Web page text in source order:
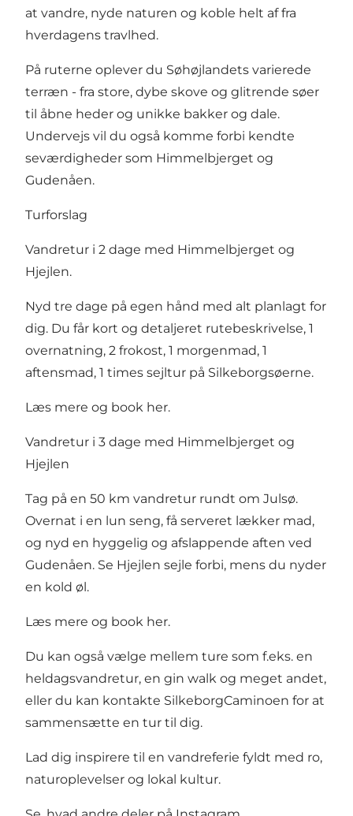
at vandre, nyde naturen og koble helt af fra
hverdagens travlhed.
På ruterne oplever du Søhøjlandets varierede
terræn - fra store, dybe skove og glitrende søer
til åbne heder og unikke bakker og dale.
Undervejs vil du også komme forbi kendte
seværdigheder som Himmelbjerget og
Gudenåen.
Turforslag
Vandretur i 2 dage med Himmelbjerget og
Hjejlen.
Nyd tre dage på egen hånd med alt planlagt for
dig. Du får kort og detaljeret rutebeskrivelse, 1
overnatning, 2 frokost, 1 morgenmad, 1
aftensmad, 1 times sejltur på Silkeborgsøerne.
Læs mere og book her.
Vandretur i 3 dage med Himmelbjerget og
Hjejlen
Tag på en 50 km vandretur rundt om Julsø.
Overnat i en lun seng, få serveret lækker mad,
og nyd en hyggelig og afslappende aften ved
Gudenåen. Se Hjejlen sejle forbi, mens du nyder
en kold øl.
Læs mere og book her.
Du kan også vælge mellem ture som f.eks. en
heldagsvandretur, en gin walk og meget andet,
eller du kan kontakte SilkeborgCaminoen for at
sammensætte en tur til dig.
Lad dig inspirere til en vandreferie fyldt med ro,
naturoplevelser og lokal kultur.